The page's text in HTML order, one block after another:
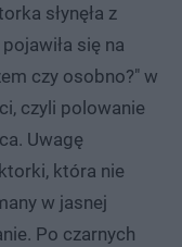
słynęła z
się na
czy osobno?" w
czyli polowanie
Uwagę
która nie
w jasnej
Po czarnych